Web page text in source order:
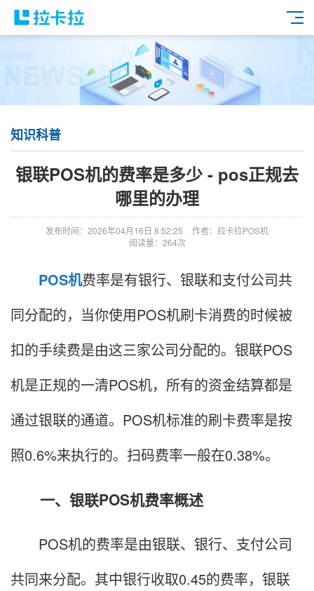
知识科普
银联POS机的费率是多少 - pos正规去
哪里的办理
发布时间：2026年04月16日 8:52:25
作者：拉卡拉POS机
阅读量：264次
POS机费率是有银行、银联和支付公司共
同分配的，当你使用POS机刷卡消费的时候被
扣的手续费是由这三家公司分配的。银联POS
机是正规的一清POS机，所有的资金结算都是
通过银联的通道。POS机标准的刷卡费率是按
照0.6%来执行的。扫码费率一般在0.38%。
一、银联POS机费率概述
POS机的费率是由银联、银行、支付公司
共同来分配。其中银行收取0.45的费率，银联